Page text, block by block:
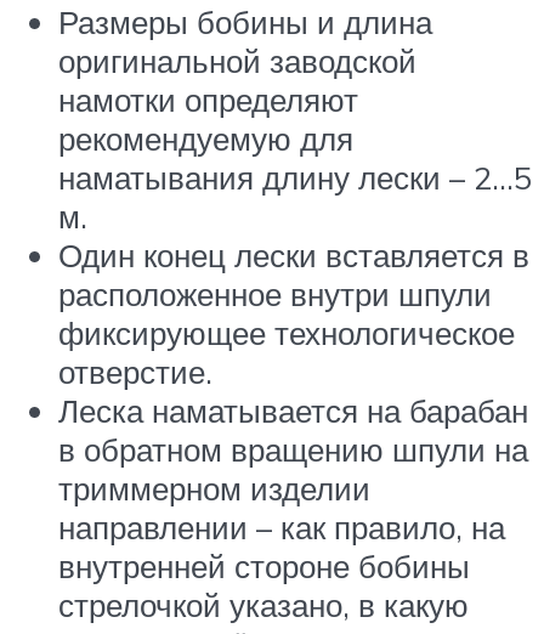
Размеры бобины и длина
оригинальной заводской
намотки определяют
рекомендуемую для
наматывания длину лески – 2…5
м.
Один конец лески вставляется в
расположенное внутри шпули
фиксирующее технологическое
отверстие.
Леска наматывается на барабан
в обратном вращению шпули на
триммерном изделии
направлении – как правило, на
внутренней стороне бобины
стрелочкой указано, в какую